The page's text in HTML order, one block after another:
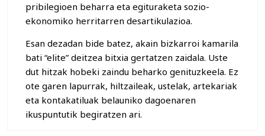
pribilegioen beharra eta egituraketa sozio-
ekonomiko herritarren desartikulazioa.
Esan dezadan bide batez, akain bizkarroi kamarila
bati “elite” deitzea bitxia gertatzen zaidala. Uste
dut hitzak hobeki zaindu beharko genituzkeela. Ez
ote garen lapurrak, hiltzaileak, ustelak, artekariak
eta kontakatiluak belauniko dagoenaren
ikuspuntutik begiratzen ari.